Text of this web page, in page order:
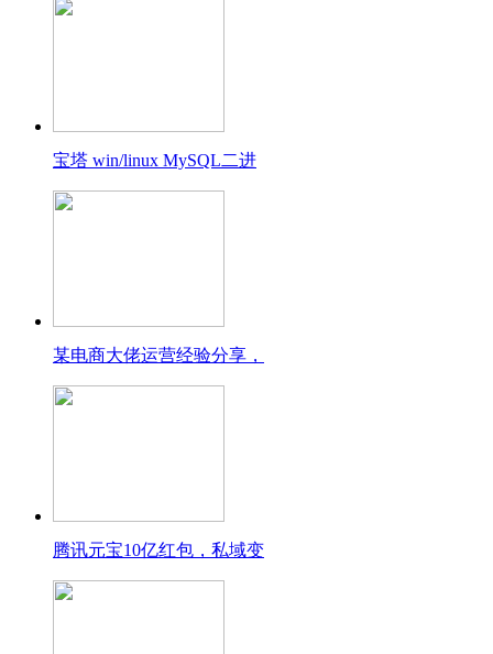
宝塔 win/linux MySQL二进
某电商大佬运营经验分享，
腾讯元宝10亿红包，私域变